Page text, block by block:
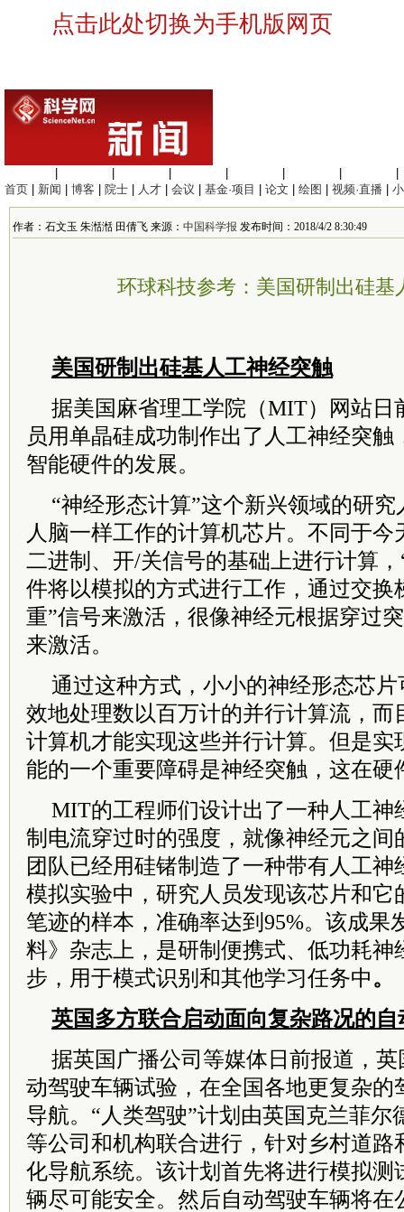
点击此处切换为手机版网页
首页
新闻 博客 院士 人才 会议 基金·项目 论文 绘图 视频·直播
作者：石文玉 朱湉湉 田倩飞 来源： 中国科学报 发布时间：2018/4/2 8:30:49
环球科技参考：美国研制出硅基
美国研制出硅基人工神经突触
据美国麻省理工学院（MIT）网站日
员用单晶硅成功制作出了人工神经突触
智能硬件的发展。
“神经形态计算”这个新兴领域的研
人脑一样工作的计算机芯片。不同于
二进制、开/关信号的基础上进行计算
件将以模拟的方式进行工作，通过交换
重”信号来激活，很像神经元根据穿过
来激活。
通过这种方式，小小的神经形态芯
效地处理数以百万计的并行计算流，而
计算机才能实现这些并行计算。但是实
能的一个重要障碍是神经突触，这在硬
MIT的工程师们设计出了一种人工神
制电流穿过时的强度，就像神经元之间
团队已经用硅锗制造了一种带有人工神
模拟实验中，研究人员发现该芯片和它
笔迹的样本，准确率达到95%。该成
料》杂志上，是研制便携式、低功耗神
步，用于模式识别和其他学习任务中。
英国多方联合启动面向复杂路况的
据英国广播公司等媒体日前报道，
动驾驶车辆试验，在全国各地更复杂的
导航。“人类驾驶”计划由英国克兰菲尔
等公司和机构联合进行，针对乡村道路
化导航系统。该计划首先将进行模拟测
辆尽可能安全。然后自动驾驶车辆将在